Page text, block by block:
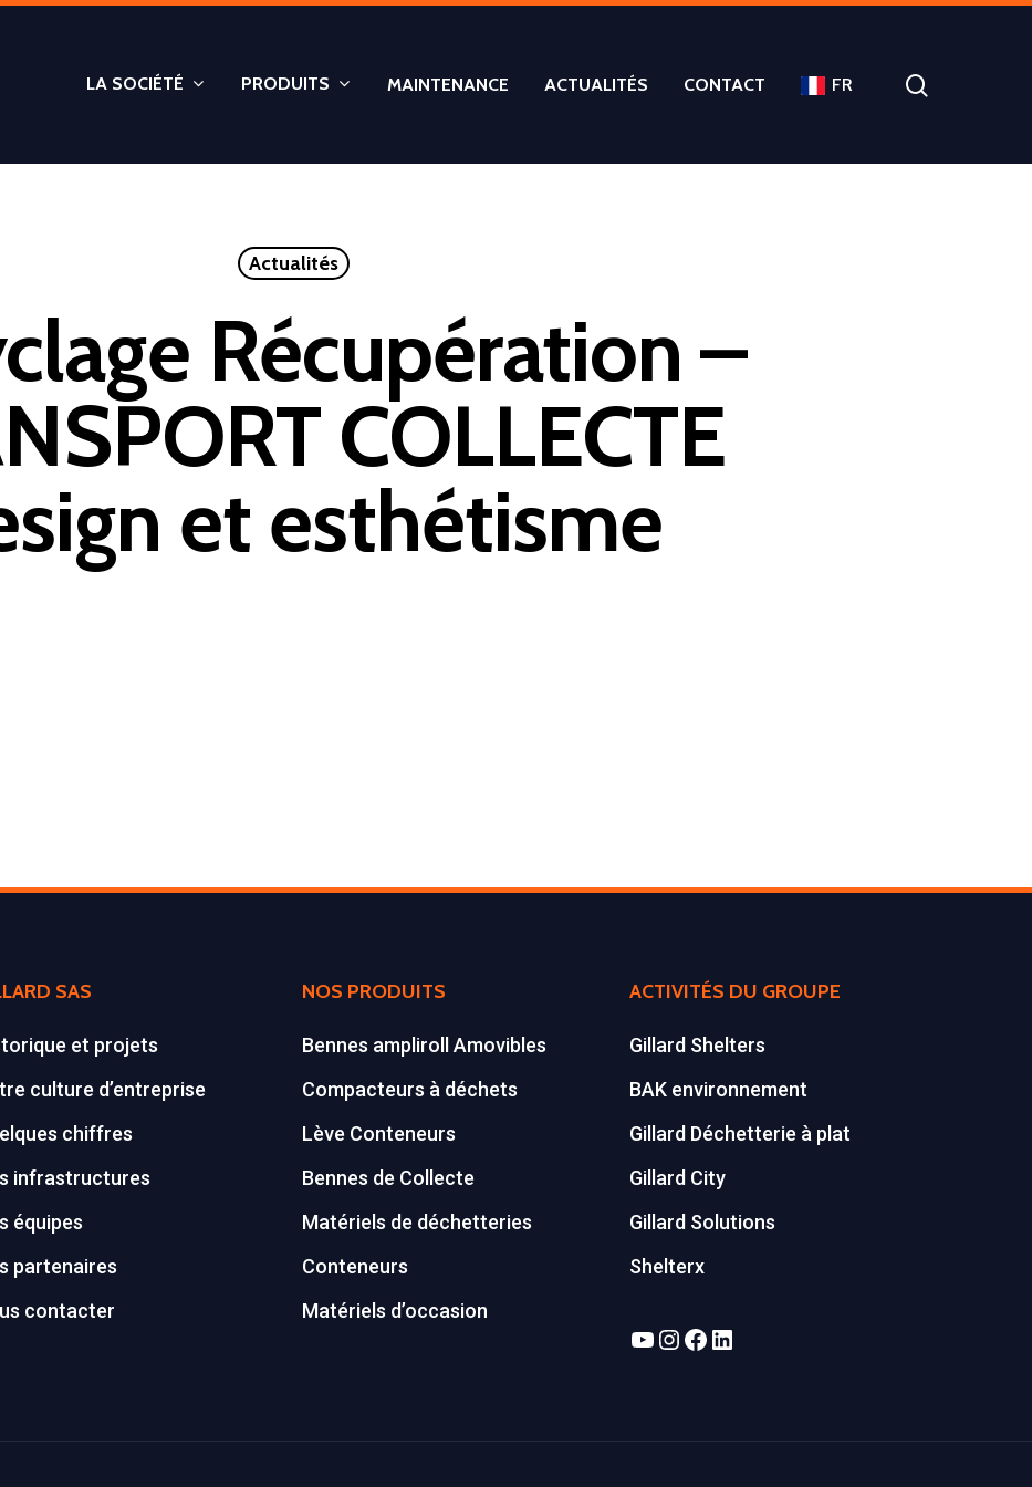
LA SOCIÉTÉ PRODUITS MAINTENANCE ACTUALITÉS CONTACT FR
Actualités
Récupération –
COLLECTE
et esthétisme
SAS
et projets
culture d’entreprise
chiffres
infrastructures
équipes
partenaires
contacter
NOS PRODUITS
Bennes ampliroll Amovibles
Compacteurs à déchets
Lève Conteneurs
Bennes de Collecte
Matériels de déchetteries
Conteneurs
Matériels d’occasion
ACTIVITÉS DU GROUPE
Gillard Shelters
BAK environnement
Gillard Déchetterie à plat
Gillard City
Gillard Solutions
Shelterx
YouTube
Instagram
Facebook